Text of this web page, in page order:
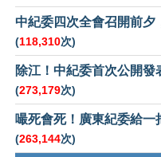
中紀委四次全會召開前夕
(118,310次)
除江！中紀委首次公開發
(273,179次)
嘬死會死！廣東紀委給一
(263,144次)